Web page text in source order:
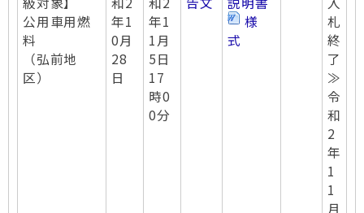
公用車用燃
料
（弘前地
区）
年1
0月
28
日
年1
1月
5日
17
時0
0分
様
式
札
終
了
≫
令
和
2
年
1
1
月